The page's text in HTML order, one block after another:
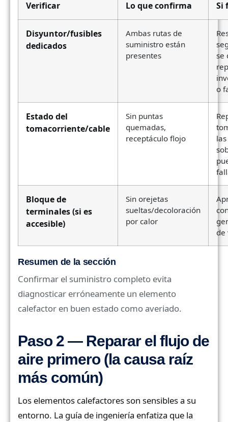
Verificar Lo que confirma Si
Disyuntor/fusibles
dedicados
Ambas rutas de
suministro están
presentes
se
o
Estado del
tomacorriente/cable
Sin puntas
quemadas,
receptáculo flojo
Bloque de
terminales (si es
accesible)
Sin orejetas
sueltas/decoloración
por calor
de
Resumen de la sección
Confirmar el suministro completo evita
diagnosticar erróneamente un elemento
calefactor en buen estado como averiado.
Paso 2 — Reparar el flujo de
aire primero (la causa raíz
más común)
Los elementos calefactores son sensibles a su
entorno. La guía de ingeniería enfatiza que la